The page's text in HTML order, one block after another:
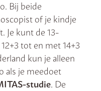
Bij beide
of je kindje
Je kunt de 13-
tot en met 14+3
kun je alleen
als je meedoet
studie. De